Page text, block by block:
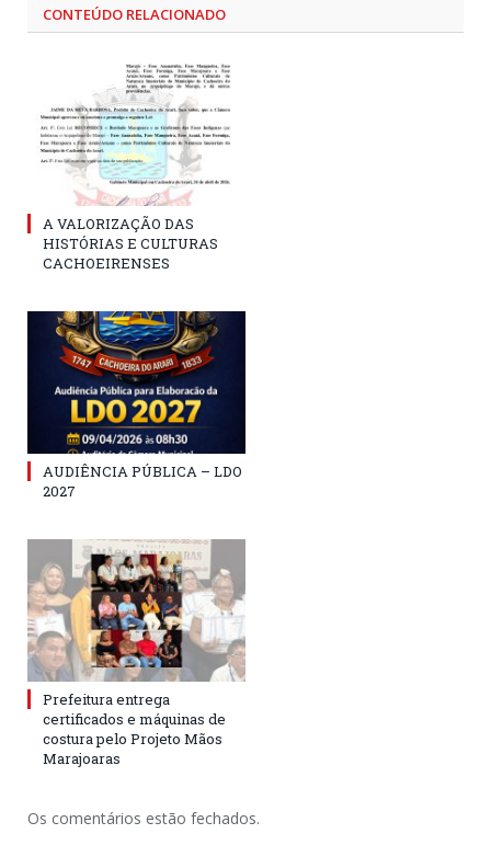
CONTEÚDO RELACIONADO
A VALORIZAÇÃO DAS
HISTÓRIAS E CULTURAS
CACHOEIRENSES
AUDIÊNCIA PÚBLICA – LDO
2027
Prefeitura entrega
certificados e máquinas de
costura pelo Projeto Mãos
Marajoaras
Os comentários estão fechados.